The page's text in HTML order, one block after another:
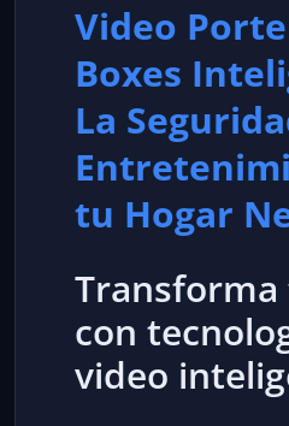
Video
Boxes
La
tu Hogar
con
video